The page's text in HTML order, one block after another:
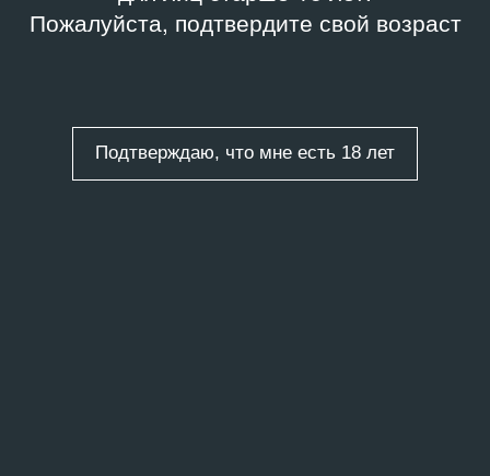
Пожалуйста, подтвердите свой возраст
Подтверждаю, что мне есть 18 лет